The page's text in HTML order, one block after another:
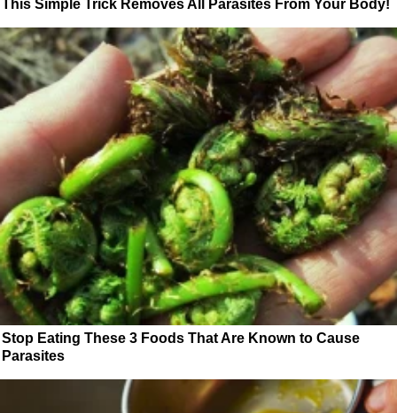
This Simple Trick Removes All Parasites From Your Body!
Stop Eating These 3 Foods That Are Known to Cause
Parasites